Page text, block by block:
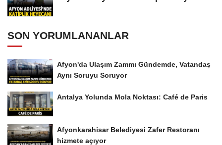
SON YORUMLANANLAR
Afyon'da Ulaşım Zammı Gündemde, Vatandaş
Aynı Soruyu Soruyor
Antalya Yolunda Mola Noktası: Café de Paris
Afyonkarahisar Belediyesi Zafer Restoranı
hizmete açıyor